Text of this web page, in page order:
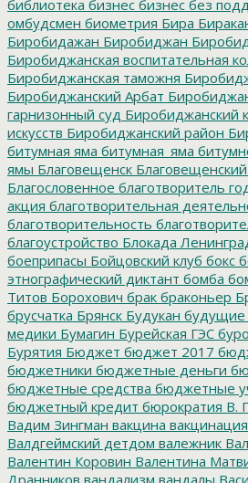
библиотека бизнес бизнес без
омбудсмен биометрия Бира
Биробидажан Биробиджан
Биробиджанская воспитательная
Биробиджанская таможня
Биробиджанский Арбат
гарнизонный суд Биробиджанский
искусств Биробиджанский район
битумная яма битумная_яма
ямы Благовещенск
Благословенное благотворитель
акция благотворительная
благотворительность
благоустройство Блокада
боеприпасы Бойцовский клуб бокс
этнографический диктант бомба
Титов Борохович брак браконьер
брусчатка Брянск Будукан будущие
медики Бумагин Бурейская ГЭС
Бурятия Бюджет бюджет 2017
бюджетники бюджетные деньги
бюджетные средства бюджетные
бюджетный кредит бюрократия В.
Вадим Зингман вакцина вакцинация
Валдгеймский детдом валежник
Валентин Коровин Валентина
Дранников вандализм вандалы